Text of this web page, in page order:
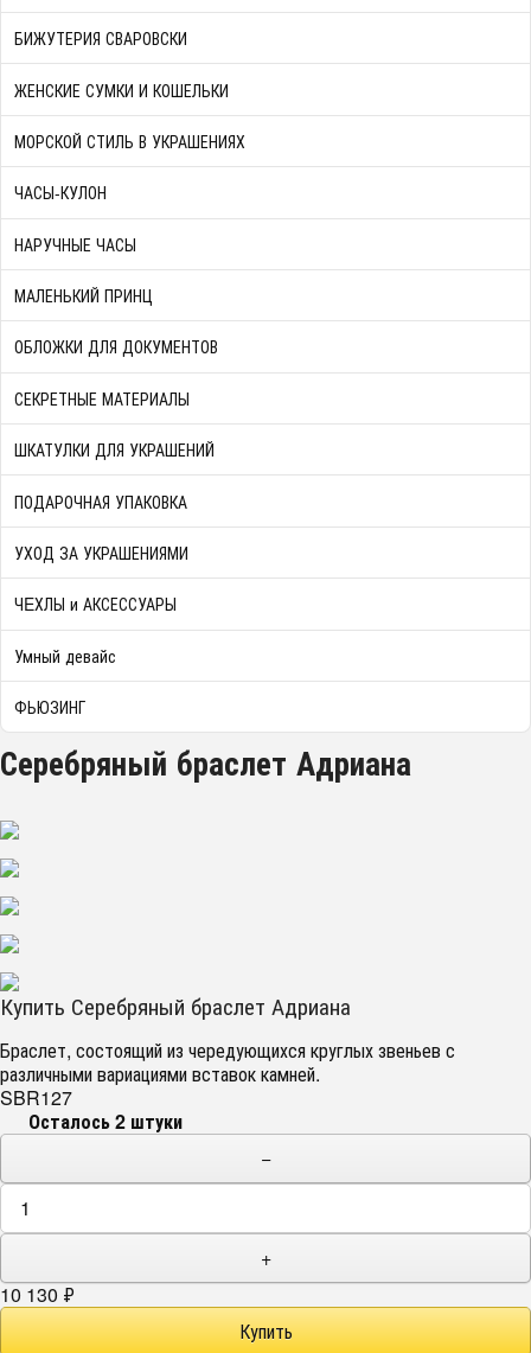
БИЖУТЕРИЯ СВАРОВСКИ
ЖЕНСКИЕ СУМКИ И КОШЕЛЬКИ
МОРСКОЙ СТИЛЬ В УКРАШЕНИЯХ
ЧАСЫ-КУЛОН
НАРУЧНЫЕ ЧАСЫ
МАЛЕНЬКИЙ ПРИНЦ
ОБЛОЖКИ ДЛЯ ДОКУМЕНТОВ
СЕКРЕТНЫЕ МАТЕРИАЛЫ
ШКАТУЛКИ ДЛЯ УКРАШЕНИЙ
ПОДАРОЧНАЯ УПАКОВКА
УХОД ЗА УКРАШЕНИЯМИ
ЧEХЛЫ и АКСЕССУАРЫ
Умный девайс
ФЬЮЗИНГ
Серебряный браслет Адриана
Купить Серебряный браслет Адриана
Браслет, состоящий из чередующихся круглых звеньев с
различными вариациями вставок камней.
SBR127
Осталось 2 штуки
−
+
10 130 ₽